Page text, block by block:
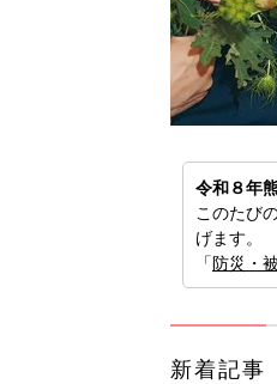
令和８年
このたび
げます。
「防災・
新着記事